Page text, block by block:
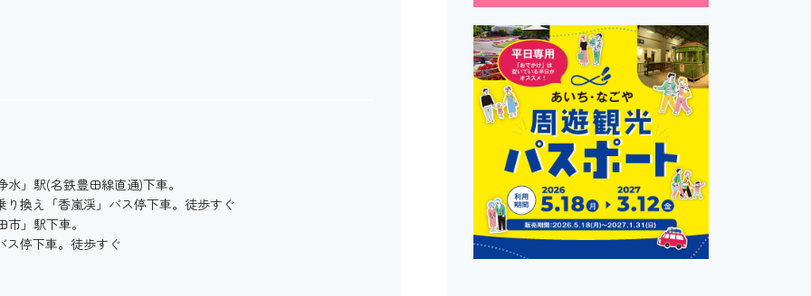
」駅(名鉄豊田線直通)下車。
換え「香嵐渓」バス停下車。徒歩すぐ
」駅下車。
ス停下車。徒歩すぐ